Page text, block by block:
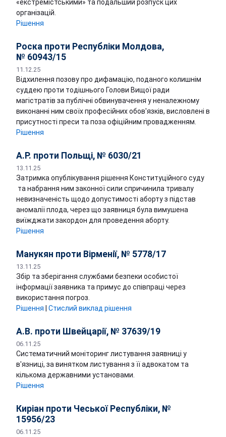
«екстремістськими» та подальший розпуск цих
організацій.
Рішення
Роска проти Республіки Молдова,
№ 60943/15
11.12.25
Відхилення позову про дифамацію, поданого колишнім
суддею проти тодішнього Голови Вищої ради
магістратів за публічні обвинувачення у неналежному
виконанні ним своїх професійних обов'язків, висловлені в
присутності преси та поза офіційним провадженням.
Рішення
А.Р. проти Польщі, № 6030/21
13.11.25
Затримка опублікування рішення Конституційного суду
та набрання ним законної сили спричинила тривалу
невизначеність щодо допустимості аборту з підстав
аномалії плода, через що заявниця була вимушена
виїжджати закордон для проведення аборту.
Рішення
Манукян проти Вірменії, № 5778/17
13.11.25
Збір та зберігання службами безпеки особистої
інформації заявника та примус до співпраці через
використання погроз.
Рішення
Стислий виклад рішення
А.В. проти Швейцарії, № 37639/19
06.11.25
Систематичний моніторинг листування заявниці у
в'язниці, за винятком листування з її адвокатом та
кількома державними установами.
Рішення
Киріан проти Чеської Республіки, №
15956/23
06.11.25